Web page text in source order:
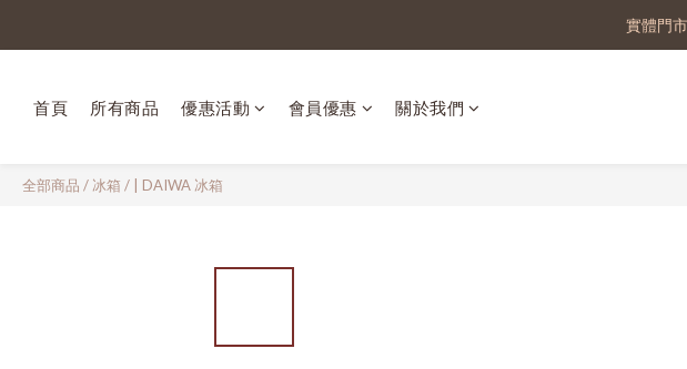
註
實體門
首頁 所有商品 優惠活動 會員優惠 關於我們
全部商品 / 冰箱 / | DAIWA 冰箱